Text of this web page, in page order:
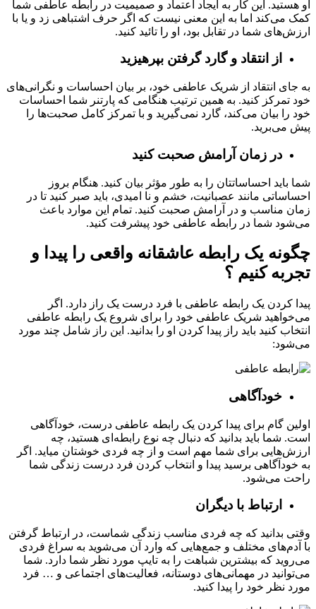
او هستید. این کار به ایجاد اعتماد و صمیمیت در رابطه عاطفی شما
کمک می‌کند اما به این معنی نیست که اگر حرف اشتباهی زد و یا با
ارزش‌های شما در تقابل بود، او را تائید کنید.
از انتقاد و گارد گرفتن بپرهیزید
به جای انتقاد از شریک عاطفی خود، بر بیان احساسات و نگرانی‌های
خود تمرکز کنید. به همین ترتیب هنگامی که پارتنر شما احساسات
خود را بیان می‌کند، گارد نمی‌گیرید و با تمرکز کامل صحبت‌ها را
پیش می‌برید.
در زمان آرامش صحبت کنید
شما باید احساساتتان را به طور مؤثر بیان کنید. هنگام بروز
احساساتی مانند عصبانیت، خشم و نا امیدی، باید صبر کنید تا در
زمان مناسب و در آرامش صحبت کنید. تمام این موارد باعث
می‌شود شما در رابطه عاطفی خود پیشرفت کنید.
چگونه یک رابطه عاشقانه واقعی را پیدا و
تجربه کنیم ؟
پیدا کردن یک رابطه عاطفی با فرد درست یک راز دارد. اگر
می‌خواهید شریک عاطفی خود را برای شروع یک رابطه عاطفی
انتخاب کنید باید راز پیدا کردن او را بدانید. این راز شامل چند مورد
می‌شود:
خودآگاهی
اولین گام برای پیدا کردن یک رابطه عاطفی درست، خودآگاهی
است. شما باید بدانید که دنبال چه نوع رابطه‌ای هستید، چه
ارزش‌هایی برای شما مهم است و از چه فردی خوشتان میاید. اگر
به خودآگاهی برسید پیدا و انتخاب کردن فرد درست زندگی شما
راحت می‌شود.
ارتباط با دیگران
وقتی بدانید که چه فردی مناسب زندگی شماست، در ارتباط گرفتن
با آدم‌های مختلف و جمع‌هایی که وارد آن می‌شوید به سراغ فردی
می‌روید که بیشترین شباهت را به تایپ مورد نظر شما دارد. شما
می‌توانید در مهمانی‌های دوستانه، فعالیت‌های اجتماعی و … فرد
مورد نظر خود را پیدا کنید.